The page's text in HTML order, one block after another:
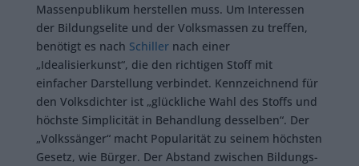
Massenpublikum herstellen muss. Um Interessen
der Bildungselite und der Volksmassen zu treffen,
benötigt es nach Schillernach einer
„Idealisierkunst“, die den richtigen Stoff mit
einfacher Darstellung verbindet. Kennzeichnend für
den Volksdichter ist „glückliche Wahl des Stoffs und
höchste Simplicität in Behandlung desselben“. Der
„Volkssänger“ macht Popularität zu seinem höchsten
Gesetz, wie Bürger. Der Abstand zwischen Bildungs-